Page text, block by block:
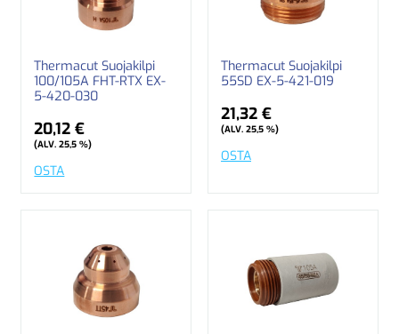
Thermacut Suojakilpi
100/105A FHT-RTX EX-
5-420-030
20,12 €
(ALV. 25,5 %)
OSTA
Thermacut Suojakilpi
55SD EX-5-421-019
21,32 €
(ALV. 25,5 %)
OSTA